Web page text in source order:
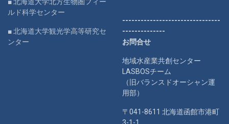
ルド科学センター
■ 北海道大学観光学高等研究セ
ンター
--------------------------------
--------------
お問合せ
地域水産業共創センター
LASBOSチーム
（旧バランスドオーシャン運
用部）
〒041-8611 北海道函館市港町
3-1-1